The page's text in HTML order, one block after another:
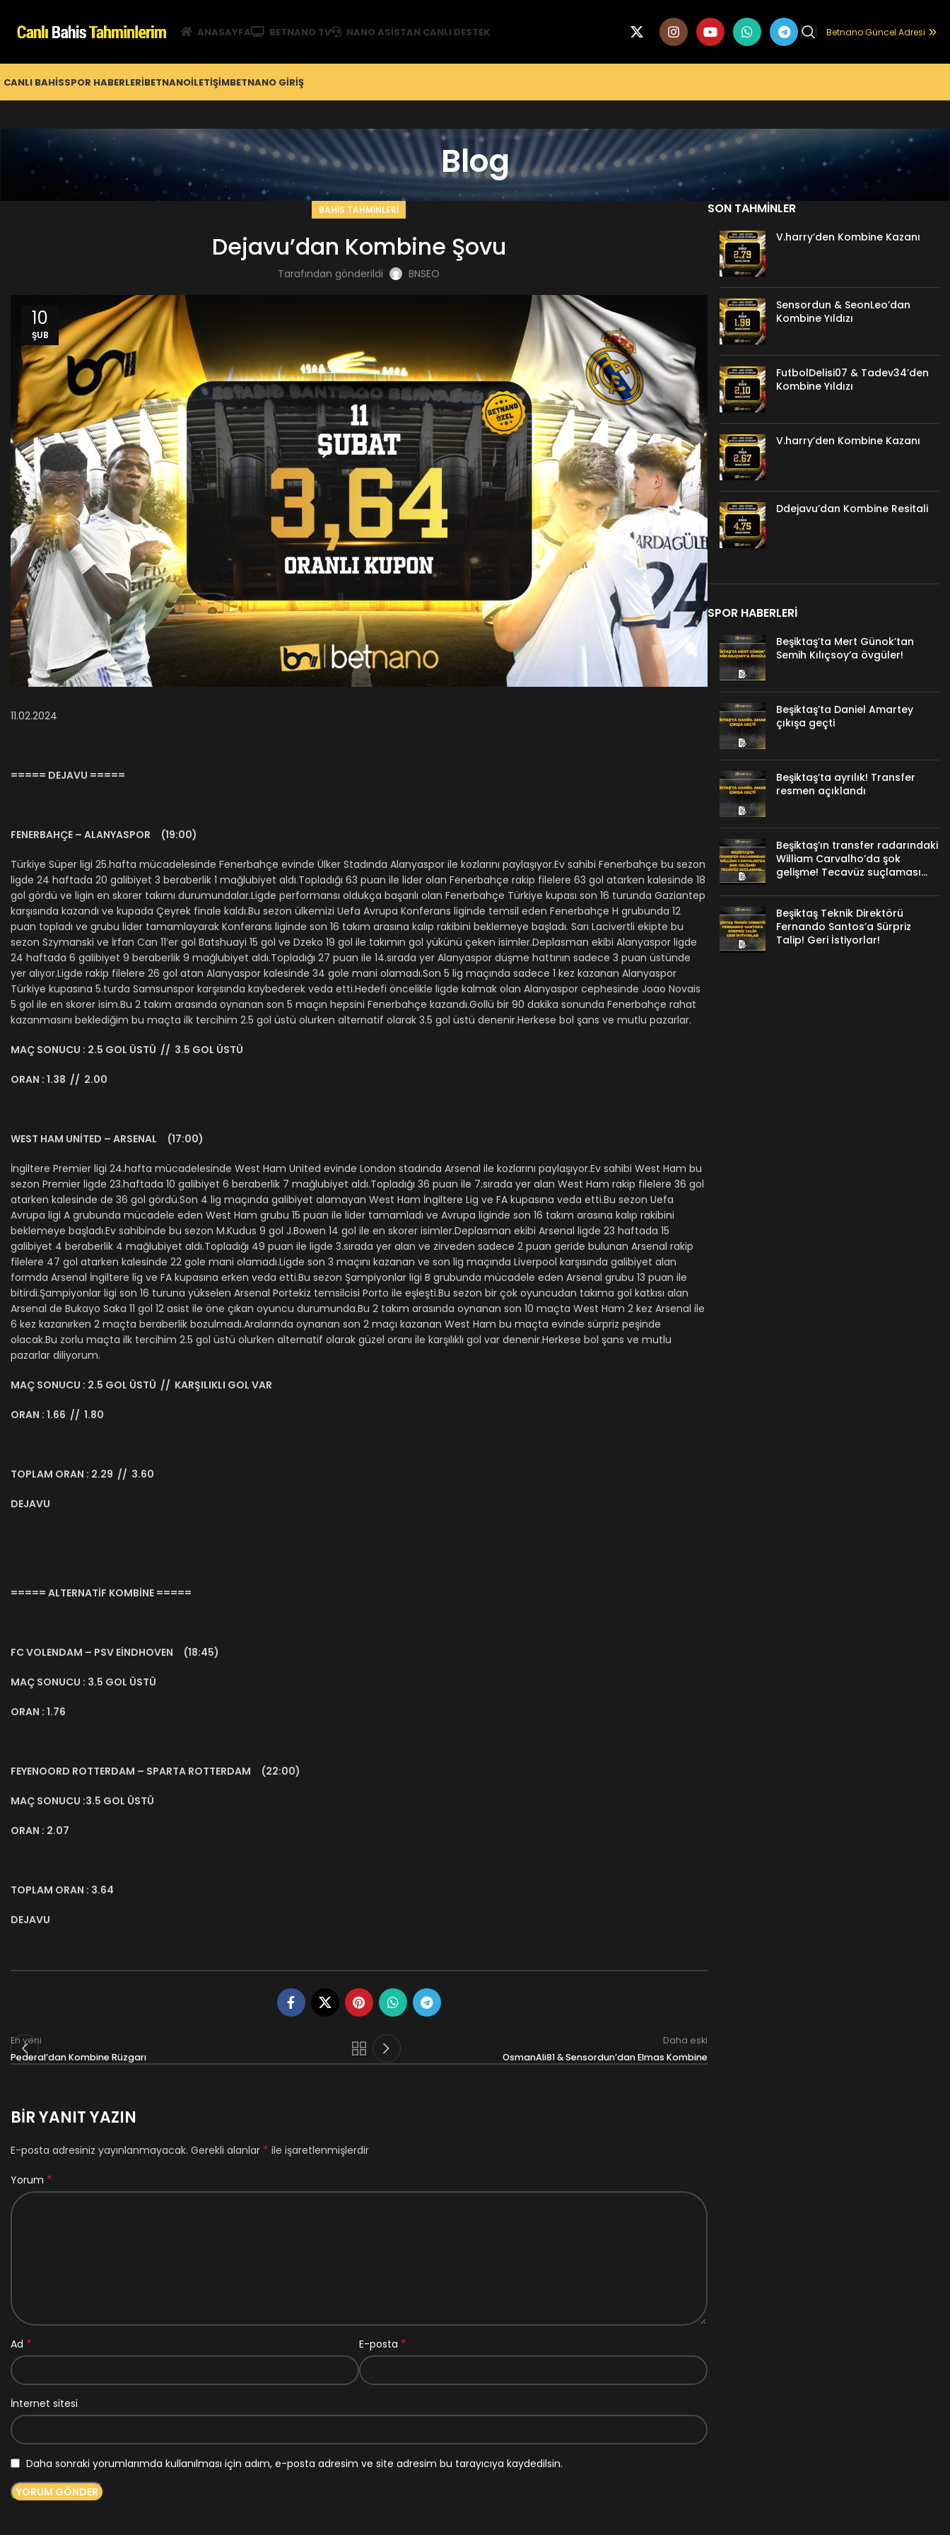
ANASAYFA BETNANO TV NANO ASISTAN CANLI DESTEK Betnano Güncel Adresi
CANLI BAHISSPOR HABERLERIBETNANOİLETIŞIMBETNANO GİRIŞ
Blog
BAHIS TAHMINLERI
Dejavu’dan Kombine Şovu
Tarafından gönderildi BNSEO
10
ŞUB
11.02.2024
===== DEJAVU =====
FENERBAHÇE – ALANYASPOR (19:00)
Türkiye Süper ligi 25.hafta mücadelesinde Fenerbahçe evinde Ülker Stadında Alanyaspor ile kozlarını paylaşıyor.Ev sahibi Fenerbahçe bu sezon
ligde 24 haftada 20 galibiyet 3 beraberlik 1 mağlubiyet aldı.Topladığı 63 puan ile lider olan Fenerbahçe rakip filelere 63 gol atarken kalesinde 18
gol gördü ve ligin en skorer takımı durumundalar.Ligde performansı oldukça başarılı olan Fenerbahçe Türkiye kupası son 16 turunda Gaziantep
karşısında kazandı ve kupada Çeyrek finale kaldı.Bu sezon ülkemizi Uefa Avrupa Konferans liginde temsil eden Fenerbahçe H grubunda 12
puan topladı ve grubu lider tamamlayarak Konferans liginde son 16 takım arasına kalıp rakibini beklemeye başladı. Sarı Lacivertli ekipte bu
sezon Szymanski ve İrfan Can 11’er gol Batshuayi 15 gol ve Dzeko 19 gol ile takımın gol yükünü çeken isimler.Deplasman ekibi Alanyaspor ligde
24 haftada 6 galibiyet 9 beraberlik 9 mağlubiyet aldı.Topladığı 27 puan ile 14.sırada yer Alanyaspor düşme hattının sadece 3 puan üstünde
yer alıyor.Ligde rakip filelere 26 gol atan Alanyaspor kalesinde 34 gole mani olamadı.Son 5 lig maçında sadece 1 kez kazanan Alanyaspor
Türkiye kupasına 5.turda Samsunspor karşısında kaybederek veda etti.Hedefi öncelikle ligde kalmak olan Alanyaspor cephesinde Joao Novais
5 gol ile en skorer isim.Bu 2 takım arasında oynanan son 5 maçın hepsini Fenerbahçe kazandı.Gollü bir 90 dakika sonunda Fenerbahçe rahat
kazanmasını beklediğim bu maçta ilk tercihim 2.5 gol üstü olurken alternatif olarak 3.5 gol üstü denenir.Herkese bol şans ve mutlu pazarlar.
MAÇ SONUCU : 2.5 GOL ÜSTÜ // 3.5 GOL ÜSTÜ
ORAN : 1.38 // 2.00
WEST HAM UNİTED – ARSENAL (17:00)
İngiltere Premier ligi 24.hafta mücadelesinde West Ham United evinde London stadında Arsenal ile kozlarını paylaşıyor.Ev sahibi West Ham bu
sezon Premier ligde 23.haftada 10 galibiyet 6 beraberlik 7 mağlubiyet aldı.Topladığı 36 puan ile 7.sırada yer alan West Ham rakip filelere 36 gol
atarken kalesinde de 36 gol gördü.Son 4 lig maçında galibiyet alamayan West Ham İngiltere Lig ve FA kupasına veda etti.Bu sezon Uefa
Avrupa ligi A grubunda mücadele eden West Ham grubu 15 puan ile lider tamamladı ve Avrupa liginde son 16 takım arasına kalıp rakibini
beklemeye başladı.Ev sahibinde bu sezon M.Kudus 9 gol J.Bowen 14 gol ile en skorer isimler.Deplasman ekibi Arsenal ligde 23 haftada 15
galibiyet 4 beraberlik 4 mağlubiyet aldı.Topladığı 49 puan ile ligde 3.sırada yer alan ve zirveden sadece 2 puan geride bulunan Arsenal rakip
filelere 47 gol atarken kalesinde 22 gole mani olamadı.Ligde son 3 maçını kazanan ve son lig maçında Liverpool karşısında galibiyet alan
formda Arsenal İngiltere lig ve FA kupasına erken veda etti.Bu sezon Şampiyonlar ligi B grubunda mücadele eden Arsenal grubu 13 puan ile
bitirdi.Şampiyonlar ligi son 16 turuna yükselen Arsenal Portekiz temsilcisi Porto ile eşleşti.Bu sezon bir çok oyuncudan takıma gol katkısı alan
Arsenal de Bukayo Saka 11 gol 12 asist ile öne çıkan oyuncu durumunda.Bu 2 takım arasında oynanan son 10 maçta West Ham 2 kez Arsenal ile
6 kez kazanırken 2 maçta beraberlik bozulmadı.Aralarında oynanan son 2 maçı kazanan West Ham bu maçta evinde sürpriz peşinde
olacak.Bu zorlu maçta ilk tercihim 2.5 gol üstü olurken alternatif olarak güzel oranı ile karşılıklı gol var denenir.Herkese bol şans ve mutlu
pazarlar diliyorum.
MAÇ SONUCU : 2.5 GOL ÜSTÜ // KARŞILIKLI GOL VAR
ORAN : 1.66 // 1.80
TOPLAM ORAN : 2.29 // 3.60
DEJAVU
===== ALTERNATİF KOMBİNE =====
FC VOLENDAM – PSV EİNDHOVEN (18:45)
MAÇ SONUCU : 3.5 GOL ÜSTÜ
ORAN : 1.76
FEYENOORD ROTTERDAM – SPARTA ROTTERDAM (22:00)
MAÇ SONUCU :3.5 GOL ÜSTÜ
ORAN : 2.07
TOPLAM ORAN : 3.64
DEJAVU
En yeni
Pederal’dan Kombine Rüzgarı
Daha eski
OsmanAli81 & Sensordun’dan Elmas Kombine
BIR YANIT YAZIN
E-posta adresiniz yayınlanmayacak. Gerekli alanlar * ile işaretlenmişlerdir
Yorum *
Ad * E-posta *
İnternet sitesi
Daha sonraki yorumlarımda kullanılması için adım, e-posta adresim ve site adresim bu tarayıcıya kaydedilsin.
SON TAHMINLER
V.harry’den Kombine Kazanı
Sensordun & SeonLeo’dan
Kombine Yıldızı
FutbolDelisi07 & Tadev34’den
Kombine Yıldızı
V.harry’den Kombine Kazanı
Ddejavu’dan Kombine Resitali
SPOR HABERLERI
Beşiktaş’ta Mert Günok’tan
Semih Kılıçsoy’a övgüler!
Beşiktaş’ta Daniel Amartey
çıkışa geçti
Beşiktaş’ta ayrılık! Transfer
resmen açıklandı
Beşiktaş’ın transfer radarındaki
William Carvalho’da şok
gelişme! Tecavüz suçlaması…
Beşiktaş Teknik Direktörü
Fernando Santos’a Sürpriz
Talip! Geri İstiyorlar!